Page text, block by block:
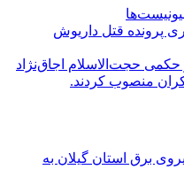
پرونده قتل داریوش
حجت‌الاسلام اجاق‌نژاد
منصوب کردند.
برق استان گیلان به